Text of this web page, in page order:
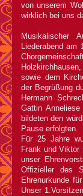
von unserem
wirklich bei uns
Musikalischer
Liederabend am
sowie dem
der Begrüßung
Hermann
Gattin
bildeten den
Pause erfolgten.
Für 25 Jahre
Frank und Viktor
unser
Offizieller des
Ehrenurkunde
Unser